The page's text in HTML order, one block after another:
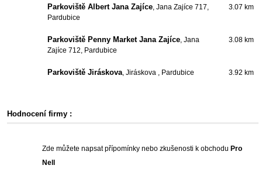
Parkoviště Albert Jana Zajíce, Jana Zajíce 717,
Pardubice
3.07 km
Parkoviště Penny Market Jana Zajíce, Jana
Zajíce 712, Pardubice
3.08 km
Parkoviště Jiráskova, Jiráskova , Pardubice 3.92 km
Hodnocení firmy :
Zde můžete napsat přípomínky nebo zkušenosti k obchodu Pro
Nell